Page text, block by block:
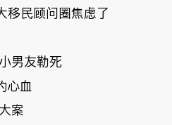
移民顾问圈焦虑了
男友勒死
心血
案